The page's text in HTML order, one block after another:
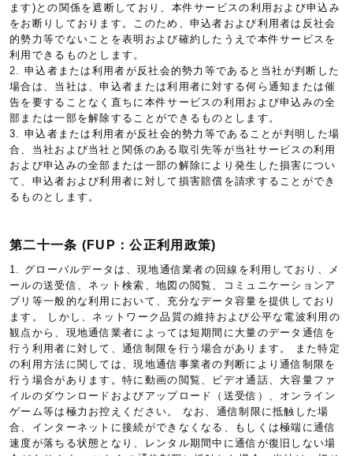
ます)との関係を遮断しており、本件サービスの利用および申込み
をお断りしております。このため、申込者および利用者は反社会
的勢力等でないことを表明および確約したうえで本件サービスを
利用できるものとします。
2. 申込者または利用者が反社会的勢力等であると当社が判断した
場合は、当社は、申込者または利用者に対する何ら通知または催
告を要することなく直ちに本件サービスの利用および申込みの全
部または一部を解除することができるものとします。
3. 申込者または利用者が反社会的勢力等であることが判明した場
合、当社および当社と関係のある取引先等が当社サービスの利用
および申込みの全部または一部の解除により発生した損害につい
て、申込者および利用者に対して損害賠償を請求することができ
るものとします。
第二十一条 (FUP：公正利用政策)
1. グローバルデータは、現地通信業者の回線を利用しており、メ
ールの送受信、ネット検索、地図の閲覧、コミュニケーションア
プリ等一般的な利用において、充分なデータ容量を提供しており
ます。 しかし、ネットワーク品質の維持および公平な電波利用の
観点から、現地通信業者によっては短期間に大量のデータ通信を
行う利用者に対して、通信制限を行う場合があります。 また特定
の利用方法に関しては、現地通信事業者の判断により通信制限を
行う場合があります。特に動画の閲覧、ビデオ通話、大容量ファ
イルのダウンロードおよびアップロード（送受信）、オンライン
ゲーム等は極力お控えください。 なお、通信制限に抵触した場
合、インターネットに接続ができなくなる、もしくは極端に通信
速度が落ちる状態となり、レンタル期間中に通信が復旧しない場